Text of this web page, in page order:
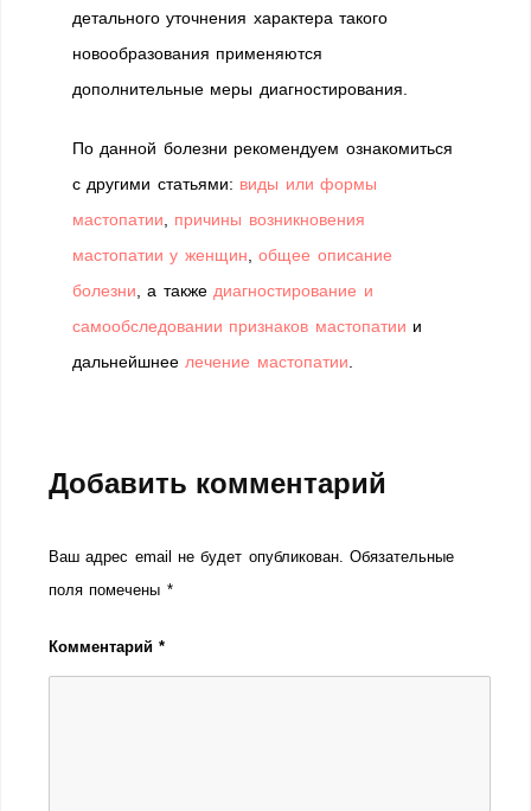
детального уточнения характера такого
новообразования применяются
дополнительные меры диагностирования.
По данной болезни рекомендуем ознакомиться
с другими статьями: виды или формы
мастопатии
причины возникновения
мастопатии у женщин ,общее описание
болезни , а также диагностирование и
самообследовании признаков мастопатии и
дальнейшнее лечение мастопатии
Добавить комментарий
Ваш адрес email не будет опубликован. Обязательные
поля помечены *
Комментарий*